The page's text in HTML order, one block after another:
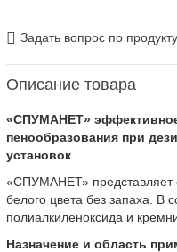
Задать вопрос по продукту
Описание товара
«СПУМАНЕТ»
пенообразования при
установок
«СПУМАНЕТ» представляет
белого цвета без запаха. В
полиалкиленоксида и
Назначение и область